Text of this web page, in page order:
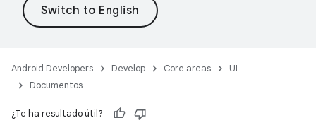
Android Developers Develop Core areas
UI
Documentos
¿Te ha resultado útil?